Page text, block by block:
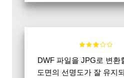
DWF 파일을 JPG로 변환
도면의 선명도가 잘 유지